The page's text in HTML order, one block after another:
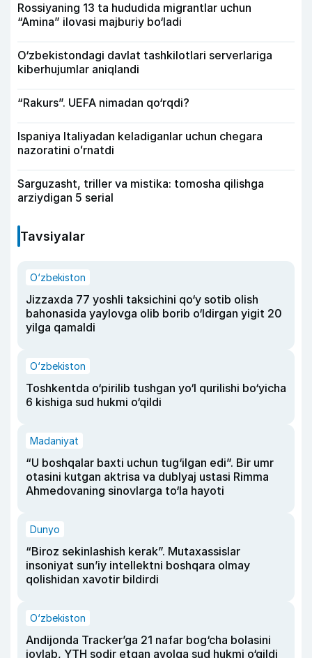
Rossiyaning 13 ta hududida migrantlar uchun
“Amina” ilovasi majburiy bo‘ladi
O‘zbekistondagi davlat tashkilotlari serverlariga
kiberhujumlar aniqlandi
“Rakurs”. UEFA nimadan qo‘rqdi?
Ispaniya Italiyadan keladiganlar uchun chegara
nazoratini oʻrnatdi
Sarguzasht, triller va mistika: tomosha qilishga
arziydigan 5 serial
Tavsiyalar
O‘zbekiston
Jizzaxda 77 yoshli taksichini qo‘y sotib olish
bahonasida yaylovga olib borib o‘ldirgan yigit 20
yilga qamaldi
O‘zbekiston
Toshkentda o‘pirilib tushgan yo‘l qurilishi bo‘yicha
6 kishiga sud hukmi o‘qildi
Madaniyat
“U boshqalar baxti uchun tug‘ilgan edi”. Bir umr
otasini kutgan aktrisa va dublyaj ustasi Rimma
Ahmedovaning sinovlarga to‘la hayoti
Dunyo
“Biroz sekinlashish kerak”. Mutaxassislar
insoniyat sun’iy intellektni boshqara olmay
qolishidan xavotir bildirdi
O‘zbekiston
Andijonda Tracker’ga 21 nafar bog‘cha bolasini
joylab, YTH sodir etgan ayolga sud hukmi o‘qildi